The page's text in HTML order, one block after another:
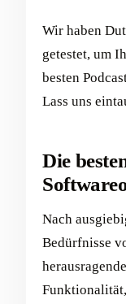
Wir haben
getestet, um
besten
Lass uns
Die
Nach
Bedürfnisse